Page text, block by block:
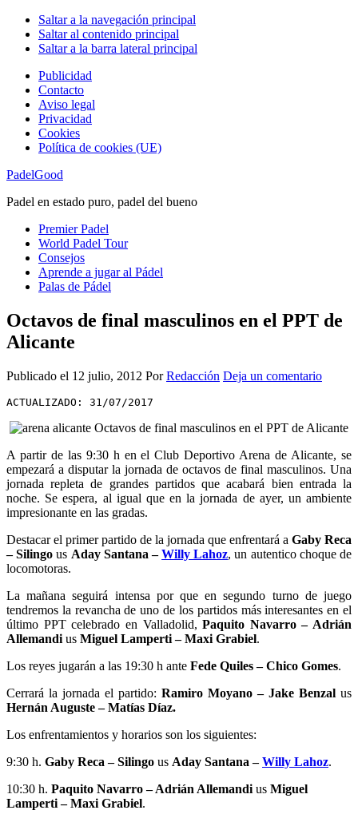
Saltar a la navegación principal
Saltar al contenido principal
Saltar a la barra lateral principal
Publicidad
Contacto
Aviso legal
Privacidad
Cookies
Política de cookies (UE)
PadelGood
Padel en estado puro, padel del bueno
Premier Padel
World Padel Tour
Consejos
Aprende a jugar al Pádel
Palas de Pádel
Octavos de final masculinos en el PPT de
Alicante
Publicado el 12 julio, 2012 PorRedacción Deja un comentario
ACTUALIZADO: 31/07/2017
A partir de las 9:30 h en el Club Deportivo Arena de Alicante, se
empezará a disputar la jornada de octavos de final masculinos. Una
jornada repleta de grandes partidos que acabará bien entrada la
noche. Se espera, al igual que en la jornada de ayer, un ambiente
impresionante en las gradas.
Destacar el primer partido de la jornada que enfrentará a Gaby Reca
– Silingo us Aday Santana –Willy Lahoz, un autentico choque de
locomotoras.
La mañana seguirá intensa por que en segundo turno de juego
tendremos la revancha de uno de los partidos más interesantes en el
último PPT celebrado en Valladolid,Paquito Navarro – Adrián
Allemandi us Miguel Lamperti – Maxi Grabiel.
Los reyes jugarán a las 19:30 h ante Fede Quiles – Chico Gomes.
Cerrará la jornada el partido: Ramiro Moyano – Jake Benzal us
Hernán Auguste – Matías Díaz.
Los enfrentamientos y horarios son los siguientes:
9:30 h. Gaby Reca – Silingo us Aday Santana –Willy Lahoz.
10:30 h. Paquito Navarro – Adrián Allemandi us Miguel
Lamperti – Maxi Grabiel.